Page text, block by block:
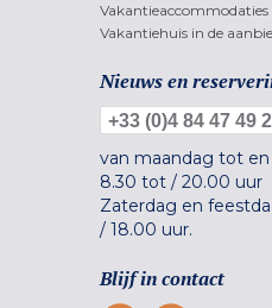
Vakantiehuis in de
Nieuws en
+33 (0)4 84 47 49
van maandag tot
8.30 tot / 20.00 uur
Zaterdag en
/ 18.00 uur.
Blijf in contact